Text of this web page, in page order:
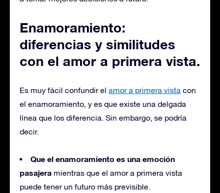
Enamoramiento:
diferencias y similitudes
con el amor a primera vista.
Es muy fácil confundir el amor a primera vista con
el enamoramiento, y es que existe una delgada
línea que los diferencia. Sin embargo, se podría
decir.
Que el enamoramiento es una emoción
pasajera mientras que el amor a primera vista
puede tener un futuro más previsible.